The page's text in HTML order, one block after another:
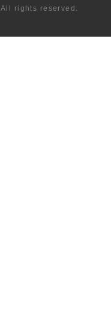
All rights reserved.